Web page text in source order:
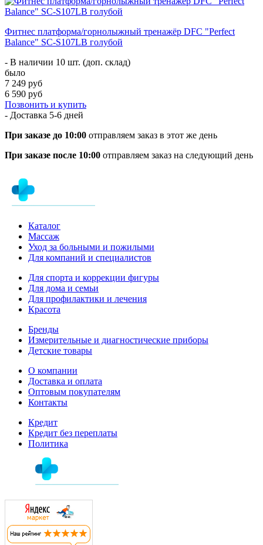
Фитнес платформа/горнолыжный тренажёр DFC "Perfect
Balance" SC-S107LB голубой
- В наличии 10 шт. (доп. склад)
было
7 249 руб
6 590 руб
Позвонить и купить
- Доставка 5-6 дней
При заказе до 10:00 отправляем заказ в этот же день
При заказе после 10:00 отправляем заказ на следующий день
Каталог
Массаж
Уход за больными и пожилыми
Для компаний и специалистов
Для спорта и коррекции фигуры
Для дома и семьи
Для профилактики и лечения
Красота
Бренды
Измерительные и диагностические приборы
Детские товары
О компании
Доставка и оплата
Оптовым покупателям
Контакты
Кредит
Кредит без переплаты
Политика